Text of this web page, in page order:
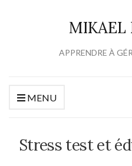
MIKAEL
APPRENDRE À
MENU
Stress test et